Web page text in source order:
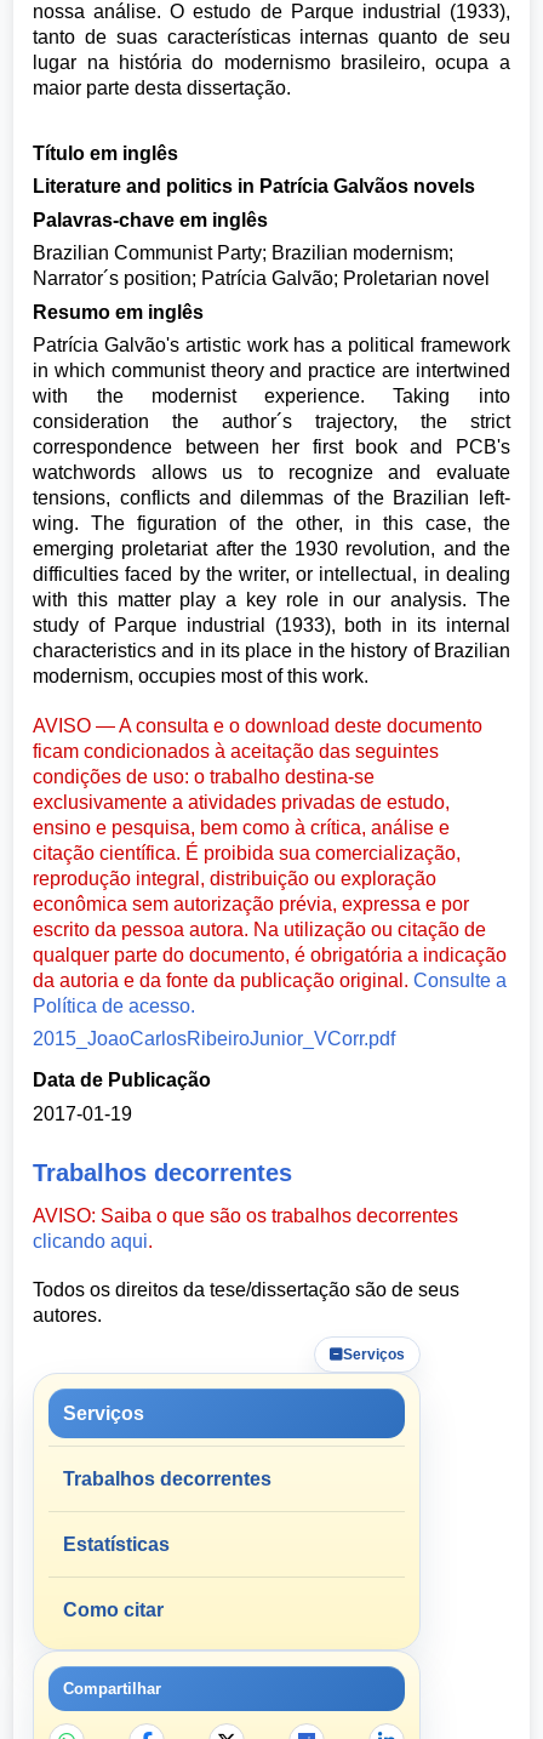
nossa análise. O estudo de Parque industrial (1933),
tanto de suas características internas quanto de seu
lugar na história do modernismo brasileiro, ocupa a
maior parte desta dissertação.
Título em inglês
Literature and politics in Patrícia Galvãos novels
Palavras-chave em inglês
Brazilian Communist Party; Brazilian modernism;
Narrator´s position; Patrícia Galvão; Proletarian novel
Resumo em inglês
Patrícia Galvão's artistic work has a political framework
in which communist theory and practice are intertwined
with the modernist experience. Taking into
consideration the author´s trajectory, the strict
correspondence between her first book and PCB's
watchwords allows us to recognize and evaluate
tensions, conflicts and dilemmas of the Brazilian left-
wing. The figuration of the other, in this case, the
emerging proletariat after the 1930 revolution, and the
difficulties faced by the writer, or intellectual, in dealing
with this matter play a key role in our analysis. The
study of Parque industrial (1933), both in its internal
characteristics and in its place in the history of Brazilian
modernism, occupies most of this work.
AVISO — A consulta e o download deste documento
ficam condicionados à aceitação das seguintes
condições de uso: o trabalho destina-se
exclusivamente a atividades privadas de estudo,
ensino e pesquisa, bem como à crítica, análise e
citação científica. É proibida sua comercialização,
reprodução integral, distribuição ou exploração
econômica sem autorização prévia, expressa e por
escrito da pessoa autora. Na utilização ou citação de
qualquer parte do documento, é obrigatória a indicação
da autoria e da fonte da publicação original.Consulte a
Política de acesso.
2015_JoaoCarlosRibeiroJunior_VCorr.pdf
Data de Publicação
2017-01-19
Trabalhos decorrentes
AVISO: Saiba o que são os trabalhos decorrentes
clicando aqui.
Todos os direitos da tese/dissertação são de seus
autores.
Serviços
Serviços
Trabalhos decorrentes
Estatísticas
Como citar
Compartilhar